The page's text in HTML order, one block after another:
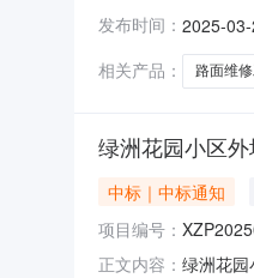
国际文化
发布时间： 2025-
相关产品：
路面维
绿洲花园小区
中标｜中标通知
项目编号：
正文内容： 绿洲花